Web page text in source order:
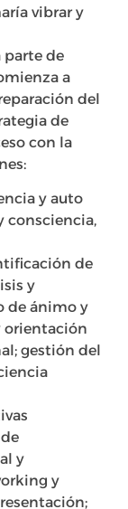
vibrar y
parte de
a
del
de
con la
y auto
consciencia,
de
y
de ánimo y
orientación
gestión del
y
y